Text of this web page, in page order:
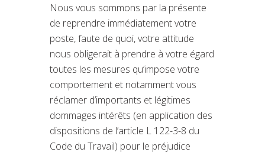
Nous vous sommons par la présente
de reprendre immédiatement votre
poste, faute de quoi, votre attitude
nous obligerait à prendre à votre égard
toutes les mesures qu’impose votre
comportement et notamment vous
réclamer d’importants et légitimes
dommages intérêts (en application des
dispositions de l’article L 122-3-8 du
Code du Travail) pour le préjudice